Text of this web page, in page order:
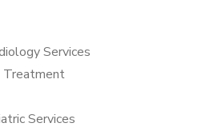
Services
Treatment
Services